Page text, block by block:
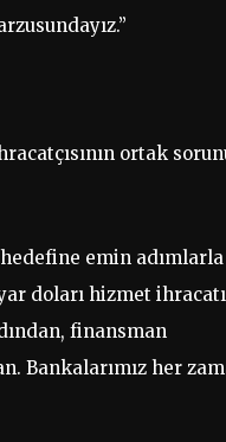
ortak
emin adımlarla
doları hizmet ihracatı
finansman
Bankalarımız her